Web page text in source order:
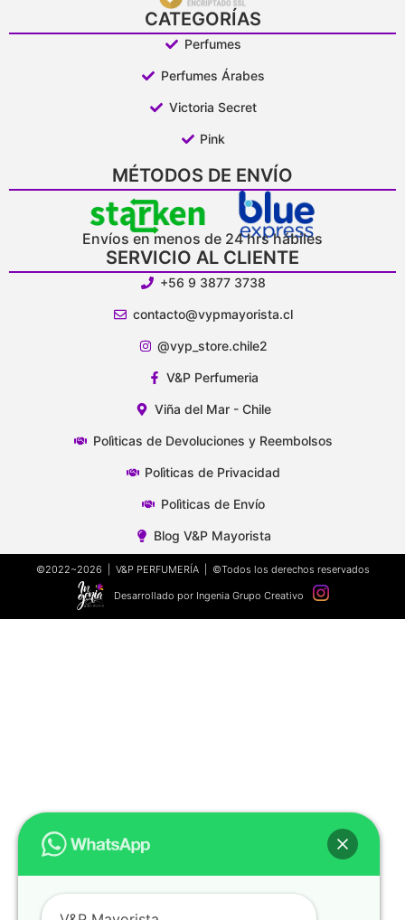
CATEGORÍAS
Perfumes
Perfumes Árabes
Victoria Secret
Pink
MÉTODOS DE ENVÍO
Envíos en menos de 24 hrs hábiles
SERVICIO AL CLIENTE
+56 9 3877 3738
contacto@vypmayorista.cl
@vyp_store.chile2
V&P Perfumeria
Viña del Mar - Chile
Polìticas de Devoluciones y Reembolsos
Polìticas de Privacidad
Polìticas de Envío
Blog V&P Mayorista
©2022~2026 | V&P PERFUMERÍA | ©Todos los derechos reservados
Desarrollado por Ingenia Grupo Creativo